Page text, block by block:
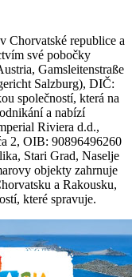
Chorvatské republice a
své pobočky
Gamsleitenstraße
Salzburg), DIČ:
společností, která na
a nabízí
Riviera d.d.,
2, OIB: 90896496260
Stari Grad, Naselje
objekty zahrnuje
a Rakousku,
které spravuje.